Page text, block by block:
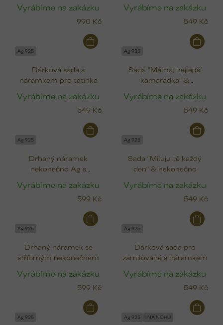
Vyrábíme na zakázku
990 Kč
Vyrábíme na zakázku
549 Kč
Ag 925
Dárková sada s
náramkem pro tatínka
Vyrábíme na zakázku
549 Kč
Ag 925
Sada "Máma, nejlepší
kamarádka" &
Vyrábíme na zakázku
549 Kč
Ag 925
Drhaný náramek
nekonečno Ag s
Vyrábíme na zakázku
599 Kč
Ag 925
Sada "Miluju tě každý
den" & nekonečno
Vyrábíme na zakázku
549 Kč
Ag 925
Drhaný náramek se
stříbrným nekonečnem
Vyrábíme na zakázku
599 Kč
Ag 925
Dárková sada pro
zamilované s náramkem
Vyrábíme na zakázku
549 Kč
Ag 925 Ag 925 I NA NOHU